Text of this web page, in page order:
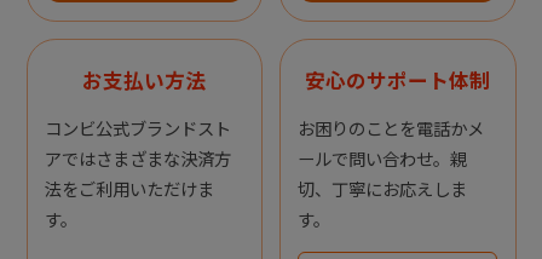
お支払い方法
コンビ公式ブランドスト
アではさまざまな決済方
法をご利用いただけま
す。
安心のサポート体制
お困りのことを電話かメ
ールで問い合わせ。親
切、丁寧にお応えしま
す。